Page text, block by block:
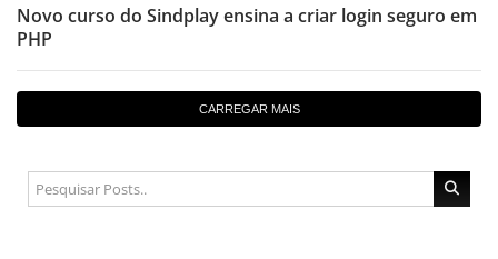
Novo curso do Sindplay ensina a criar login seguro em
PHP
CARREGAR MAIS